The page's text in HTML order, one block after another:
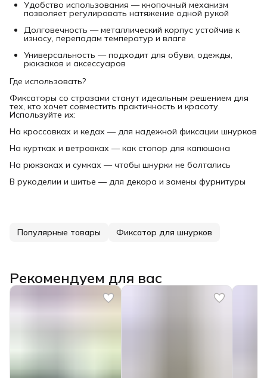
Удобство использования — кнопочный механизм
позволяет регулировать натяжение одной рукой
Долговечность — металлический корпус устойчив к
износу, перепадам температур и влаге
Универсальность — подходит для обуви, одежды,
рюкзаков и аксессуаров
Где использовать?
Фиксаторы со стразами станут идеальным решением для
тех, кто хочет совместить практичность и красоту.
Используйте их:
На кроссовках и кедах — для надежной фиксации шнурков
На куртках и ветровках — как стопор для капюшона
На рюкзаках и сумках — чтобы шнурки не болтались
В рукоделии и шитье — для декора и замены фурнитуры
Популярные товары Фиксатор для шнурков
Рекомендуем для вас